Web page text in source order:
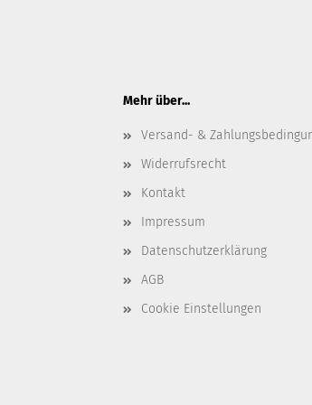
Mehr über...
Versand- &
Widerrufsrecht
Kontakt
Impressum
Datenschutzerklärung
AGB
Cookie Einstellungen